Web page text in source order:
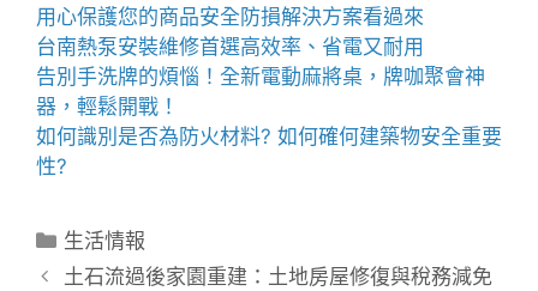
用心保護您的商品安全防損解決方案看過來
台南熱泵安裝維修首選高效率、省電又耐用
告別手洗牌的煩惱！全新電動麻將桌 ，牌咖聚會神
器，輕鬆開戰！
如何識別是否為防火材料? 如何確何建築物安全重要
性?
分
類
生活情報
土石流過後家園重建：土地房屋修復與稅務減免